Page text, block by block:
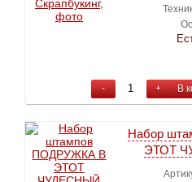
- + В
Набор
ЭТОТ